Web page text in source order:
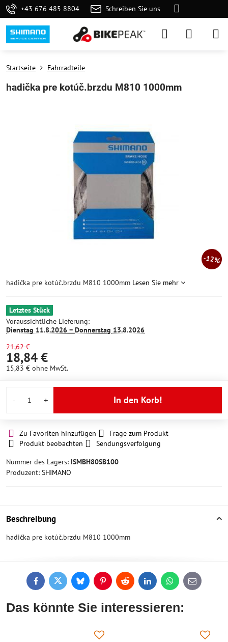
+43 676 485 8804 Schreiben Sie uns
12%
Startseite Fahrradteile
hadička pre kotúč.brzdu M810 1000mm
hadička pre kotúč.brzdu M810 1000mm Lesen Sie mehr
Letztes Stück
Voraussichtliche Lieferung:
Dienstag 11.8.2026 − Donnerstag 13.8.2026
21,62 €
18,84 €
15,83 € ohne MwSt.
In den Korb!
Zu Favoriten hinzufügen
Frage zum Produkt
Produkt beobachten
Sendungsverfolgung
Nummer des Lagers: ISMBH80SB100
Produzent: SHIMANO
Beschreibung
hadička pre kotúč.brzdu M810 1000mm
FacebookTwitterBlueskyPinterestReddit LinkedInWhatsApp
E-
mail
Das könnte Sie interessieren: